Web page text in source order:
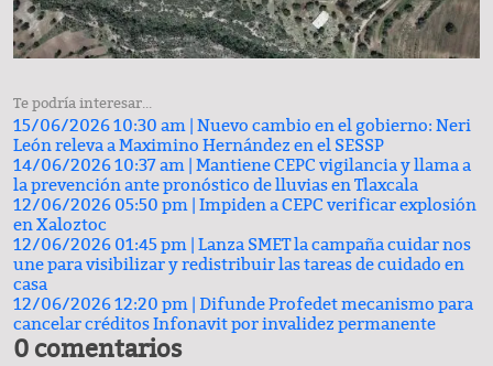
Te podría interesar...
15/06/2026 10:30 am | Nuevo cambio en el gobierno: Neri
León releva a Maximino Hernández en el SESSP
14/06/2026 10:37 am | Mantiene CEPC vigilancia y llama a
la prevención ante pronóstico de lluvias en Tlaxcala
12/06/2026 05:50 pm | Impiden a CEPC verificar explosión
en Xaloztoc
12/06/2026 01:45 pm | Lanza SMET la campaña cuidar nos
une para visibilizar y redistribuir las tareas de cuidado en
casa
12/06/2026 12:20 pm | Difunde Profedet mecanismo para
cancelar créditos Infonavit por invalidez permanente
0 comentarios